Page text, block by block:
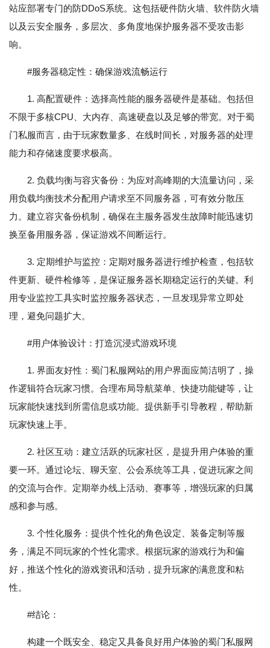
站应部署专门的防DDoS系统。这包括硬件防火墙、软件防火墙
以及云安全服务，多层次、多角度地保护服务器不受攻击影
响。
#服务器稳定性：确保游戏流畅运行
1. 高配置硬件：选择高性能的服务器硬件是基础。包括但
不限于多核CPU、大内存、高速硬盘以及足够的带宽。对于蜀
门私服而言，由于玩家数量多、在线时间长，对服务器的处理
能力和存储速度要求极高。
2. 负载均衡与容灾备份：为应对高峰期的大流量访问，采
用负载均衡技术分配用户请求至不同服务器，可有效分散压
力。建立容灾备份机制，确保在主服务器发生故障时能迅速切
换至备用服务器，保证游戏不间断运行。
3. 定期维护与监控：定期对服务器进行维护检查，包括软
件更新、硬件检修等，是保证服务器长期稳定运行的关键。利
用专业监控工具实时监控服务器状态，一旦发现异常立即处
理，避免问题扩大。
#用户体验设计：打造沉浸式游戏环境
1. 界面友好性：蜀门私服网站的用户界面应简洁明了，操
作逻辑符合玩家习惯。合理布局导航菜单、快捷功能键等，让
玩家能快速找到所需信息或功能。提供新手引导教程，帮助新
玩家快速上手。
2. 社区互动：建立活跃的玩家社区，是提升用户体验的重
要一环。通过论坛、聊天室、公会系统等工具，促进玩家之间
的交流与合作。定期举办线上活动、赛事等，增强玩家的归属
感和参与感。
3. 个性化服务：提供个性化的角色设定、装备定制等服
务，满足不同玩家的个性化需求。根据玩家的游戏行为和偏
好，推送个性化的游戏资讯和活动，提升玩家的满意度和粘
性。
#结论：
构建一个既安全、稳定又具备良好用户体验的蜀门私服网